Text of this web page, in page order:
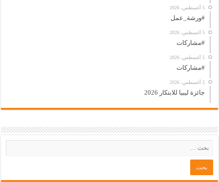
5 أغسطس، 2026
#ورشة_عمل
5 أغسطس، 2026
#مشاركات
5 أغسطس، 2026
#مشاركات
2 أغسطس، 2026
جائزة ليبيا للابتكار 2026